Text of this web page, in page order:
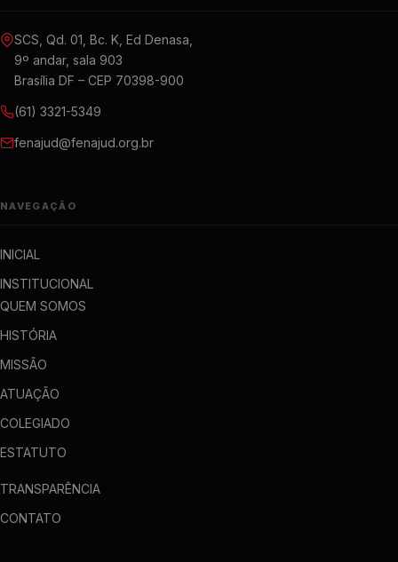
SCS, Qd. 01, Bc. K, Ed Denasa,
9º andar, sala 903
Brasília DF – CEP 70398-900
(61) 3321-5349
fenajud@fenajud.org.br
NAVEGAÇÃO
INICIAL
INSTITUCIONAL
QUEM SOMOS
HISTÓRIA
MISSÃO
ATUAÇÃO
COLEGIADO
ESTATUTO
TRANSPARÊNCIA
CONTATO